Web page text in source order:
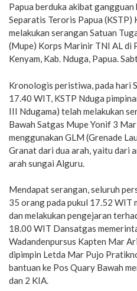
Papua berduka akibat
Separatis Teroris Papua (KSTP)
melakukan serangan Satuan
(Mupe) Korps Marinir TNI AL di
Kenyam, Kab. Nduga, Papua.
Kronologis peristiwa, pada hari
17.40 WIT, KSTP Nduga
III Ndugama) telah melakukan
Bawah Satgas Mupe Yonif 3
menggunakan GLM (Grenade
Granat dari dua arah, yaitu dari
arah sungai Alguru.
Mendapat serangan, seluruh
35 orang pada pukul 17.52 WIT
dan melakukan pengejaran
18.00 WIT Dansatgas
Wadandenpursus Kapten Mar
dipimpin Letda Mar Pujo
bantuan ke Pos Quary Bawah
dan 2 KIA.